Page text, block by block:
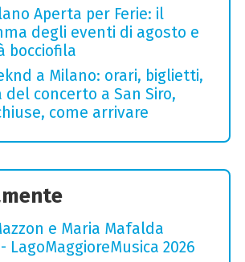
Aperta per Ferie: il
degli eventi di agosto e
bocciofila
a Milano: orari, biglietti,
concerto a San Siro,
come arrivare
e Maria Mafalda
LagoMaggioreMusica 2026